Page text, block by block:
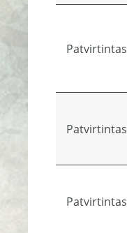
Patvirtintas
Patvirtintas
Patvirtintas